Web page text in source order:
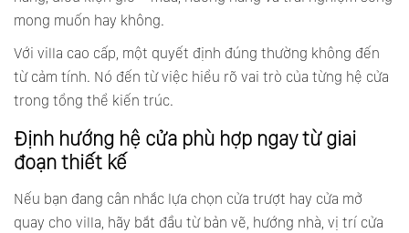
mong muốn hay không.
Với villa cao cấp, một quyết định đúng thường không đến
từ cảm tính. Nó đến từ việc hiểu rõ vai trò của từng hệ cửa
trong tổng thể kiến trúc.
Định hướng hệ cửa phù hợp ngay từ giai
đoạn thiết kế
Nếu bạn đang cân nhắc lựa chọn cửa trượt hay cửa mở
quay cho villa, hãy bắt đầu từ bản vẽ, hướng nhà, vị trí cửa